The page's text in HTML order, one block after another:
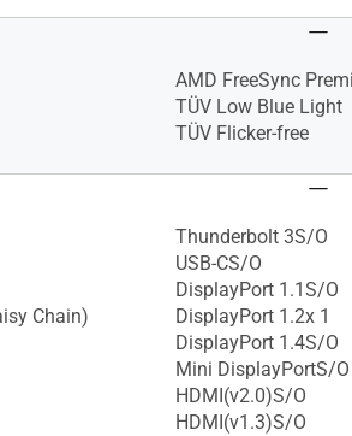
AMD FreeSync
TÜV Low Blue Light
TÜV Flicker-free
Chain)
Thunderbolt 3S/O
USB-CS/O
DisplayPort 1.1S/O
DisplayPort 1.2x 1
DisplayPort 1.4S/O
Mini DisplayPortS/O
HDMI(v2.0)S/O
HDMI(v1.3)S/O